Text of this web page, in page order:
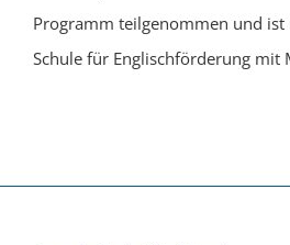
Programm teilgenommen und
Schule für Englischförderung mit